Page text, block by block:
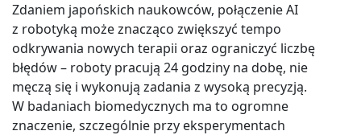
Zdaniem japońskich naukowców, połączenie AI
z robotyką może znacząco zwiększyć tempo
odkrywania nowych terapii oraz ograniczyć liczbę
błędów – roboty pracują 24 godziny na dobę, nie
męczą się i wykonują zadania z wysoką precyzją.
W badaniach biomedycznych ma to ogromne
znaczenie, szczególnie przy eksperymentach